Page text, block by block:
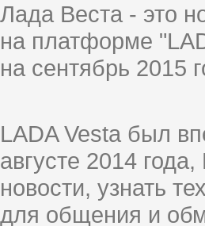
Лада Веста - это
на платформе
на сентябрь 2015
LADA Vesta был
августе 2014
новости, узнать
для общения и